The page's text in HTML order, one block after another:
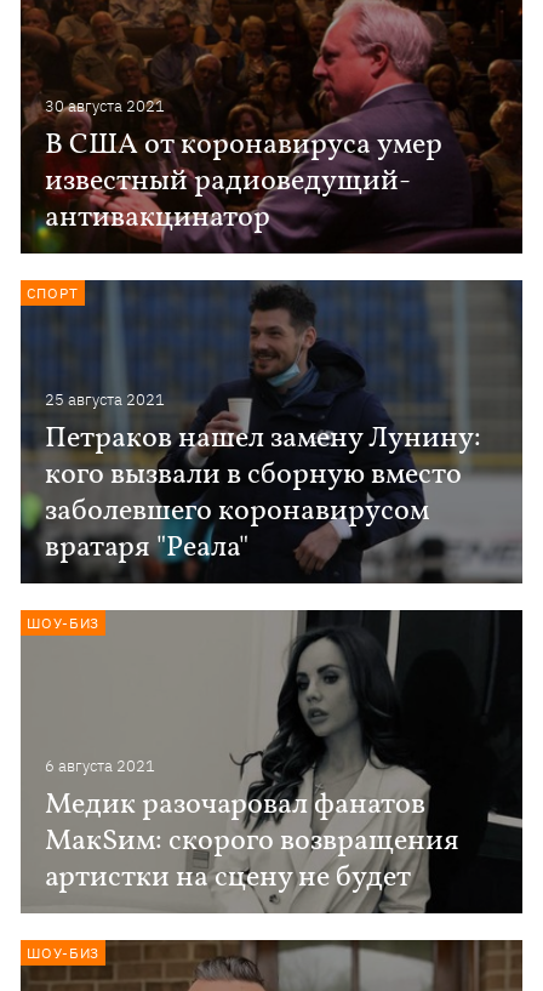
30 августа 2021
В США от коронавируса умер
известный радиоведущий-
антивакцинатор
25 августа 2021
Петраков нашел замену Лунину:
кого вызвали в сборную вместо
заболевшего коронавирусом
вратаря "Реала"
СПОРТ
6 августа 2021
Медик разочаровал фанатов
МакSим: скорого возвращения
артистки на сцену не будет
ШОУ-БИЗ
ШОУ-БИЗ